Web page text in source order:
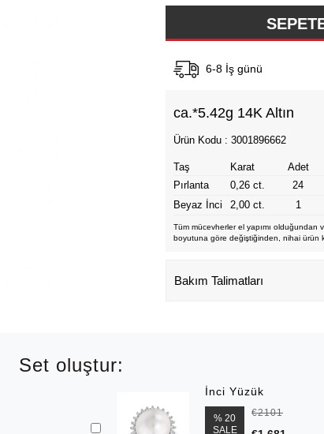
6-8 İş günü
ca.*5.42g 14K Altın
Ürün Kodu : 3001896662
Taş Karat Adet
Pırlanta
0,26 ct. 24
Beyaz İnci
2,00 ct. 1
Tüm mücevherler el yapımı olduğundan
boyutuna göre değiştiğinden, nihai ürün
Bakım Talimatları
Set oluştur:
İnci Yüzük
% 20
SALE
€2101